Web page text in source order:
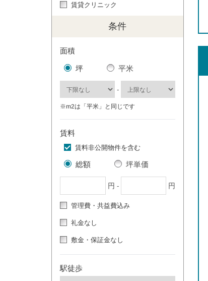
賃貸クリニック
条件
面積
坪 平米
-
※m2は「平米」と同じです
賃料
賃料非公開物件を含む
総額 坪単価
円 - 円
管理費・共益費込み
礼金なし
敷金・保証金なし
駅徒歩